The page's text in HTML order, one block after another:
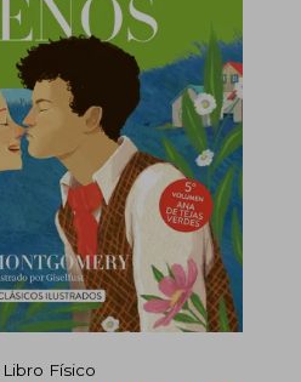
Libro Físico